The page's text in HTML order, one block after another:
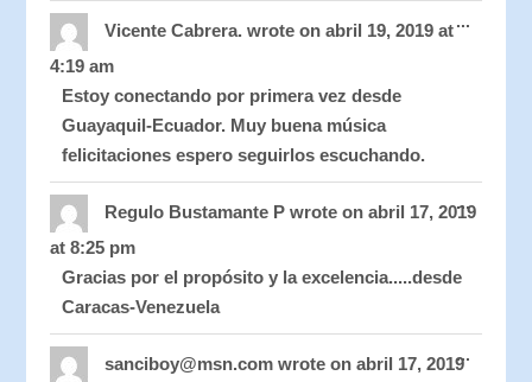
Vicente Cabrera.wrote on abril 19, 2019 at
4:19 am
Estoy conectando por primera vez desde
Guayaquil-Ecuador. Muy buena música
felicitaciones espero seguirlos escuchando.
...this
Regulo Bustamante Pwrote on abril 17, 2019
at 8:25 pm
Gracias por el propósito y la excelencia.....desde
Caracas-Venezuela
...this
sanciboy@msn.comwrote on abril 17, 2019...this